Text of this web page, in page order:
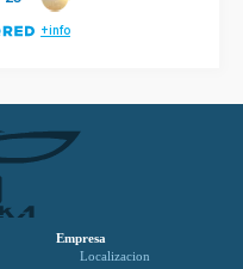
Empresa
Localizacion